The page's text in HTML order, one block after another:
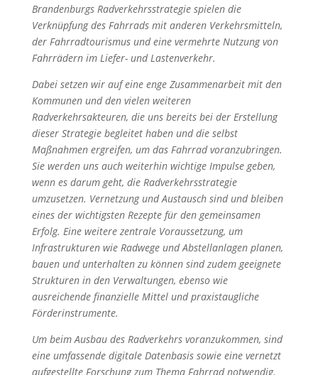
Brandenburgs Radverkehrsstrategie spielen die
Verknüpfung des Fahrrads mit anderen Verkehrsmitteln,
der Fahrradtourismus und eine vermehrte Nutzung von
Fahrrädern im Liefer- und Lastenverkehr.
Dabei setzen wir auf eine enge Zusammenarbeit mit den
Kommunen und den vielen weiteren
Radverkehrsakteuren, die uns bereits bei der Erstellung
dieser Strategie begleitet haben und die selbst
Maßnahmen ergreifen, um das Fahrrad voranzubringen.
Sie werden uns auch weiterhin wichtige Impulse geben,
wenn es darum geht, die Radverkehrsstrategie
umzusetzen. Vernetzung und Austausch sind und bleiben
eines der wichtigsten Rezepte für den gemeinsamen
Erfolg. Eine weitere zentrale Voraussetzung, um
Infrastrukturen wie Radwege und Abstellanlagen planen,
bauen und unterhalten zu können sind zudem geeignete
Strukturen in den Verwaltungen, ebenso wie
ausreichende finanzielle Mittel und praxistaugliche
Förderinstrumente.
Um beim Ausbau des Radverkehrs voranzukommen, sind
eine umfassende digitale Datenbasis sowie eine vernetzt
aufgestellte Forschung zum Thema Fahrrad notwendig.